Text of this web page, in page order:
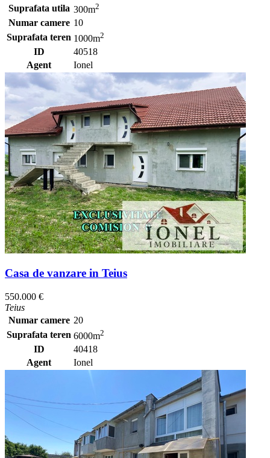
Suprafata utila 300m2
Numar camere 10
Suprafata teren 1000m2
ID
40518
Agent
Ionel
Casa de vanzare in Teius
550.000 €
Teius
Numar camere 20
Suprafata teren 6000m2
ID
40418
Agent
Ionel